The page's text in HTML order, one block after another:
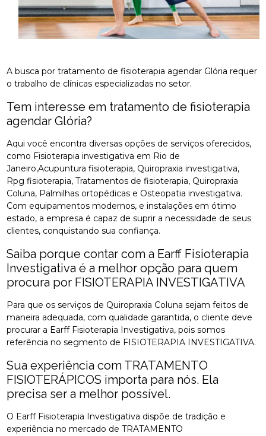
A busca por tratamento de fisioterapia agendar Glória requer
o trabalho de clínicas especializadas no setor.
Tem interesse em tratamento de fisioterapia
agendar Glória?
Aqui você encontra diversas opções de serviços oferecidos,
como Fisioterapia investigativa em Rio de
Janeiro,Acupuntura fisioterapia, Quiropraxia investigativa,
Rpg fisioterapia, Tratamentos de fisioterapia, Quiropraxia
Coluna, Palmilhas ortopédicas e Osteopatia investigativa.
Com equipamentos modernos, e instalações em ótimo
estado, a empresa é capaz de suprir a necessidade de seus
clientes, conquistando sua confiança.
Saiba porque contar com a Earff Fisioterapia
Investigativa é a melhor opção para quem
procura por FISIOTERAPIA INVESTIGATIVA
Para que os serviços de Quiropraxia Coluna sejam feitos de
maneira adequada, com qualidade garantida, o cliente deve
procurar a Earff Fisioterapia Investigativa, pois somos
referência no segmento de FISIOTERAPIA INVESTIGATIVA.
Sua experiência com TRATAMENTO
FISIOTERÁPICOS importa para nós. Ela
precisa ser a melhor possível.
O Earff Fisioterapia Investigativa dispõe de tradição e
experiência no mercado de TRATAMENTO